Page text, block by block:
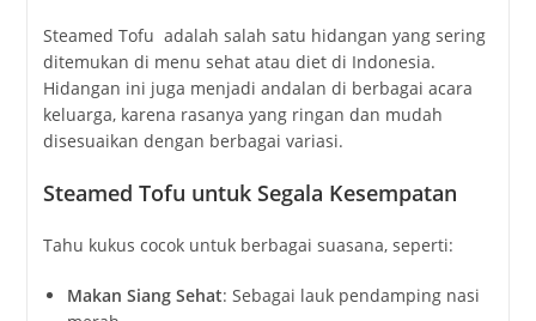
Steamed Tofu adalah salah satu hidangan yang sering
ditemukan di menu sehat atau diet di Indonesia.
Hidangan ini juga menjadi andalan di berbagai acara
keluarga, karena rasanya yang ringan dan mudah
disesuaikan dengan berbagai variasi.
Steamed Tofu untuk Segala Kesempatan
Tahu kukus cocok untuk berbagai suasana, seperti:
Makan Siang Sehat: Sebagai lauk pendamping nasi